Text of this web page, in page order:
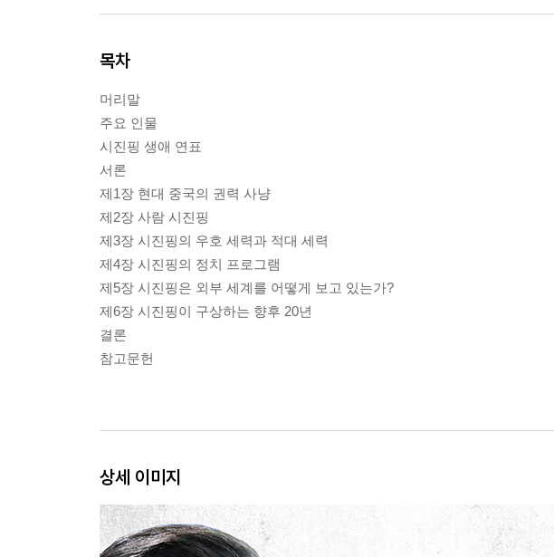
목차
머리말
주요 인물
시진핑 생애 연표
서론
제1장 현대 중국의 권력 사냥
제2장 사람 시진핑
제3장 시진핑의 우호 세력과 적대 세력
제4장 시진핑의 정치 프로그램
제5장 시진핑은 외부 세계를 어떻게 보고 있는가?
제6장 시진핑이 구상하는 향후 20년
결론
참고문헌
상세 이미지